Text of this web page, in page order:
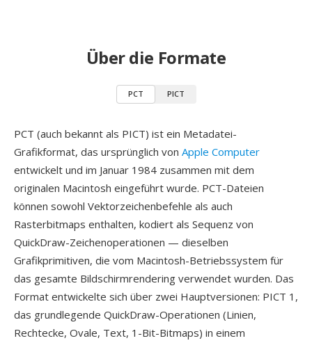
Über die Formate
PCT PICT
PCT (auch bekannt als PICT) ist ein Metadatei-
Grafikformat, das ursprünglich von Apple Computer
entwickelt und im Januar 1984 zusammen mit dem
originalen Macintosh eingeführt wurde. PCT-Dateien
können sowohl Vektorzeichenbefehle als auch
Rasterbitmaps enthalten, kodiert als Sequenz von
QuickDraw-Zeichenoperationen — dieselben
Grafikprimitiven, die vom Macintosh-Betriebssystem für
das gesamte Bildschirmrendering verwendet wurden. Das
Format entwickelte sich über zwei Hauptversionen: PICT 1,
das grundlegende QuickDraw-Operationen (Linien,
Rechtecke, Ovale, Text, 1-Bit-Bitmaps) in einem